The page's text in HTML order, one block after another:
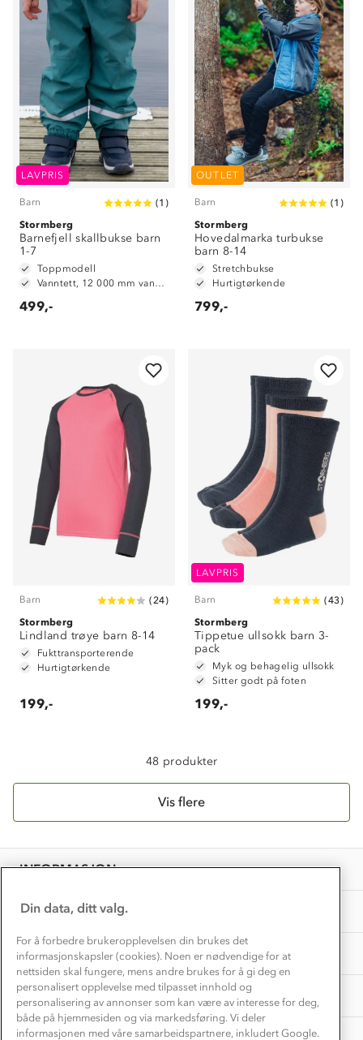
LAVPRIS
Barn (1 )
Stormberg
Barnefjell skallbukse barn
1-7
Toppmodell
Vanntett, 12 000 mm vannsøyle
499,-
OUTLET
Barn (1 )
Stormberg
Hovedalmarka turbukse
barn 8-14
Stretchbukse
Hurtigtørkende
799,-
Barn (24)
Stormberg
Lindland trøye barn 8-14
Fukttransporterende
Hurtigtørkende
199,-
LAVPRIS
Barn (43)
Stormberg
Tippetue ullsokk barn 3-
pack
Myk og behagelig ullsokk
Sitter godt på foten
199,-
48 produkter
Vis flere
INFORMASJON
Kundeservice
Våre butikker
Bedrift, barnehage og SFO
Presse
OM OSS
Verdigrunnlag
Klima og miljø
Etisk handel
Dyreetikk
Samarbeide med oss?
TIPS OG RÅD
Trelagsprinsippet barn
Alt du trenger til Norgesferien
Dette trenger du til barnehagen
Store størrelser
Turmat oppskrifter
Beredskap
AKTIVITETER
Norgesferie 🇳🇴
Få turinspirasjon og tips her⛰
Overnatte utendørs⛺
Leirskole 🥾
Barnehageansatt
Tips til hyttetur
Din data, ditt valg.
For å forbedre brukeropplevelsen din brukes det
informasjonskapsler (cookies). Noen er nødvendige for at
nettsiden skal fungere, mens andre brukes for å gi deg en
personalisert opplevelse med tilpasset innhold og
personalisering av annonser som kan være av interesse for deg,
både på hjemmesiden og via markedsføring. Vi deler
informasjonen med våre samarbeidspartnere, inkludert Google.